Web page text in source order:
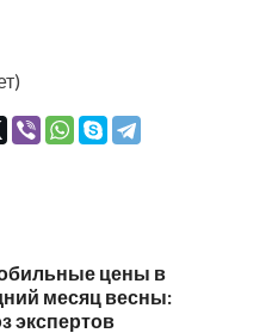
цены в
месяц весны:
экспертов